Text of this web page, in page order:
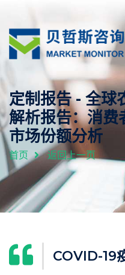
定制报告 - 全球
解析报告：消费
市场份额分析
首页 返回上一页
COVID-19